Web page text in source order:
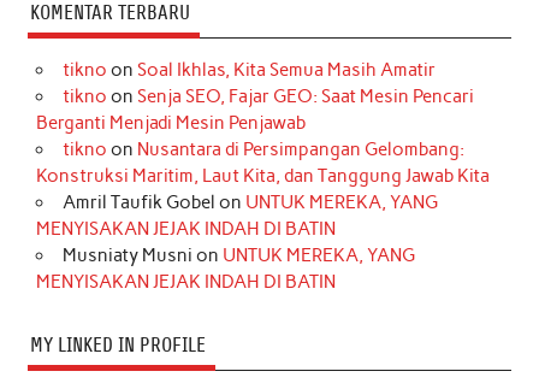
KOMENTAR TERBARU
tikno on Soal Ikhlas, Kita Semua Masih Amatir
tikno on Senja SEO, Fajar GEO: Saat Mesin Pencari
Berganti Menjadi Mesin Penjawab
tikno on Nusantara di Persimpangan Gelombang:
Konstruksi Maritim, Laut Kita, dan Tanggung Jawab Kita
Amril Taufik Gobel on UNTUK MEREKA, YANG
MENYISAKAN JEJAK INDAH DI BATIN
Musniaty Musni on UNTUK MEREKA, YANG
MENYISAKAN JEJAK INDAH DI BATIN
MY LINKED IN PROFILE